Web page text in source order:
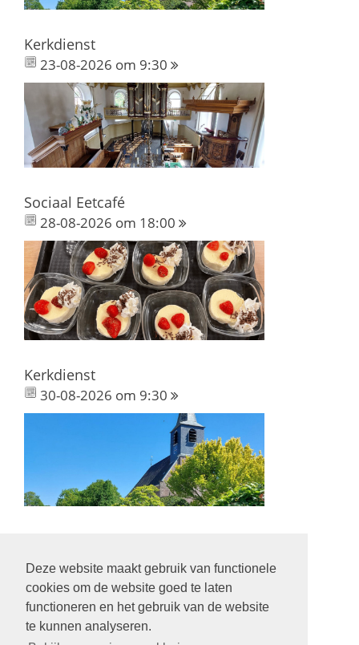
Deze website maakt gebruik van functionele
cookies om de website goed te laten
functioneren en het gebruik van de website
te kunnen analyseren.
Kerkdienst
23-08-2026 om 9:30
Sociaal Eetcafé
28-08-2026 om 18:00
Kerkdienst
30-08-2026 om 9:30
Volg ons op: